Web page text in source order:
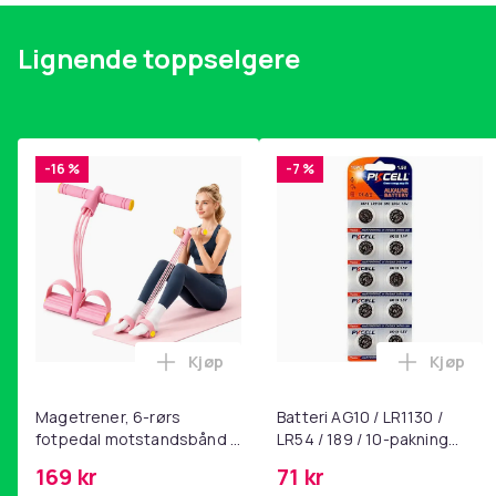
Lignende toppselgere
-16 %
Magetrener, 6-rørs
fotpedal motstandsbånd -
yoga og
169 kr
Legg Magetrener, 6-rørs fotpedal
Kjøp
-7 %
Batteri AG10 / LR1130 /
LR54 / 189 / 10-pakning
71 kr
Legg
Kjøp